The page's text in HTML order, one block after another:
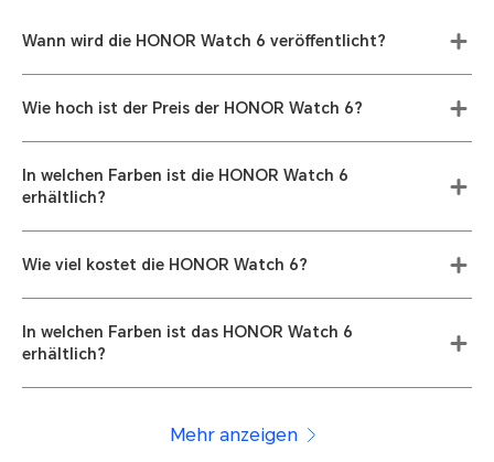
Wann wird die HONOR Watch 6 veröffentlicht?
Wie hoch ist der Preis der HONOR Watch 6?
In welchen Farben ist die HONOR Watch 6
erhältlich?
Wie viel kostet die HONOR Watch 6?
In welchen Farben ist das HONOR Watch 6
erhältlich?
Mehr anzeigen